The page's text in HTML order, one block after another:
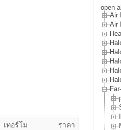
เทอร์โม
ราคา
open all
Air
Air